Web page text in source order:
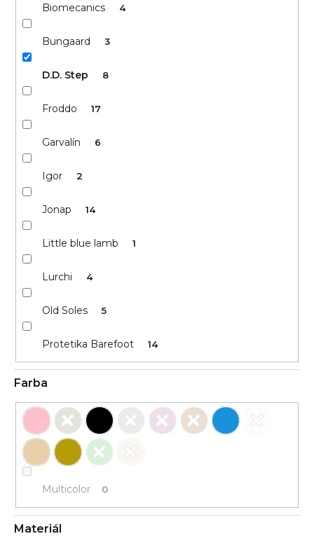
Biomecanics 4
Bungaard 3
D.D. Step 8
Froddo 17
Garvalín 6
Igor 2
Jonap 14
Little blue lamb 1
Lurchi 4
Old Soles 5
Protetika Barefoot 14
Farba
Multicolor 0
Materiál